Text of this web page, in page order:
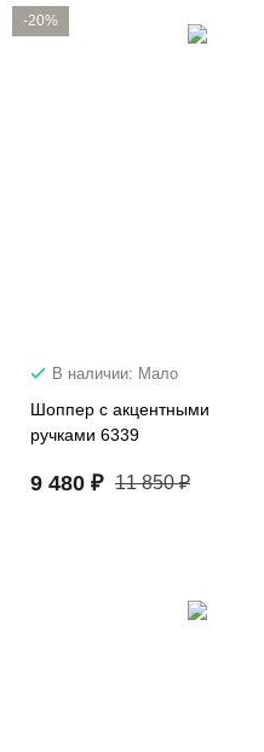
-20%
В наличии: Мало
Шоппер с акцентными
ручками 6339
9 480 ₽ 11 850 ₽